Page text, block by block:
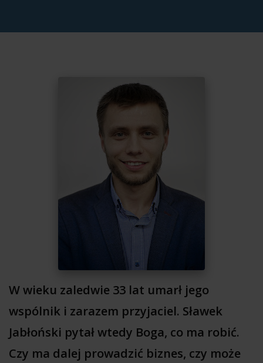
W wieku zaledwie 33 lat umarł jego
wspólnik i zarazem przyjaciel. Sławek
Jabłoński pytał wtedy Boga, co ma robić.
Czy ma dalej prowadzić biznes, czy może